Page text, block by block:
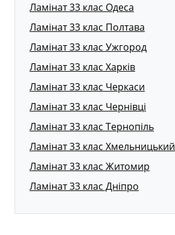
Ламінат 33 клас Одеса
Ламінат 33 клас Полтава
Ламінат 33 клас Ужгород
Ламінат 33 клас Харків
Ламінат 33 клас Черкаси
Ламінат 33 клас Чернівці
Ламінат 33 клас Тернопіль
Ламінат 33 клас Хмельницький
Ламінат 33 клас Житомир
Ламінат 33 клас Дніпро